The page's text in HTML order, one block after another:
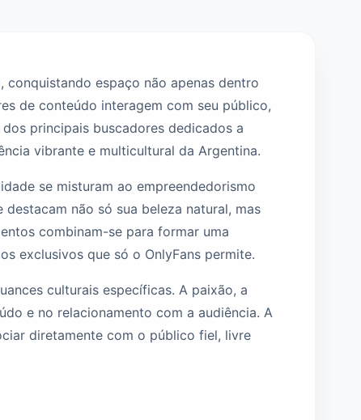
conquistando espaço não apenas dentro
de conteúdo interagem com seu público,
principais buscadores dedicados a
vibrante e multicultural da Argentina.
se misturam ao empreendedorismo
não só sua beleza natural, mas
combinam-se para formar uma
exclusivos que só o OnlyFans permite.
culturais específicas. A paixão, a
e no relacionamento com a audiência. A
diretamente com o público fiel, livre